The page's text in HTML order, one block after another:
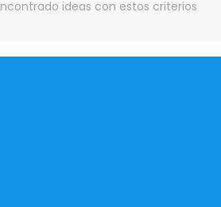
ideas con estos criterios